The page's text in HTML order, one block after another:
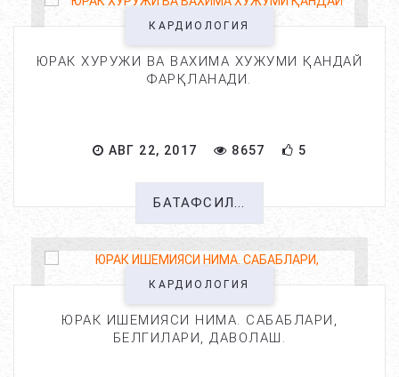
КАРДИОЛОГИЯ
ЮРАК ХУРУЖИ ВА ВАХИМА ХУЖУМИ ҚАНДАЙ
ФАРҚЛАНАДИ.
АВГ 22, 2017 8657 5
БАТАФСИЛ...
КАРДИОЛОГИЯ
ЮРАК ИШЕМИЯСИ НИМА. САБАБЛАРИ,
БЕЛГИЛАРИ, ДАВОЛАШ.